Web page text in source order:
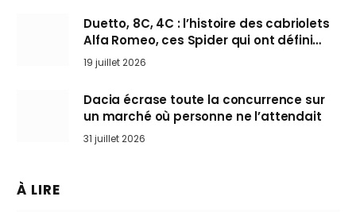
Duetto, 8C, 4C : l’histoire des cabriolets
Alfa Romeo, ces Spider qui ont défini
l’art de rouler cheveux au vent
19 juillet 2026
Dacia écrase toute la concurrence sur
un marché où personne ne l’attendait
31 juillet 2026
À LIRE